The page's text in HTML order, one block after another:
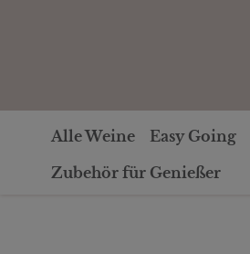
Alle Weine Easy Going
Zubehör für Genießer